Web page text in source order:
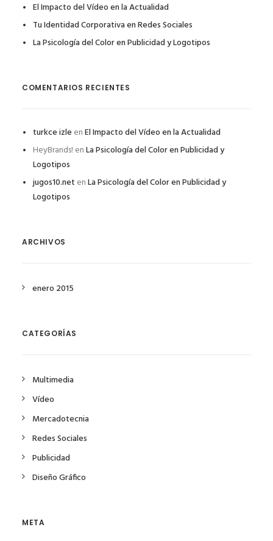
El Impacto del Vídeo en la Actualidad
Tu Identidad Corporativa en Redes Sociales
La Psicología del Color en Publicidad y Logotipos
COMENTARIOS RECIENTES
turkce izle enEl Impacto del Vídeo en la Actualidad
HeyBrands! enLa Psicología del Color en Publicidad y
Logotipos
jugos10.net enLa Psicología del Color en Publicidad y
Logotipos
ARCHIVOS
enero 2015
CATEGORÍAS
Multimedia
Vídeo
Mercadotecnia
Redes Sociales
Publicidad
Diseño Gráfico
META